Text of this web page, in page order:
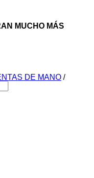
MUCHO MÁS
DE MANO /